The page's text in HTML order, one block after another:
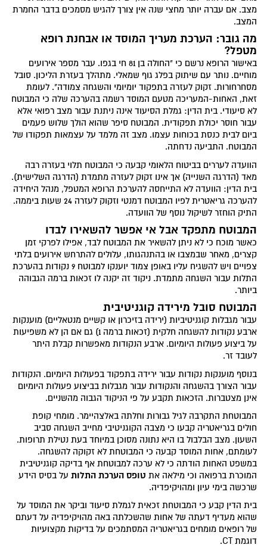
מצב. אם עברה יותר מחצי שנה אין צורך להגיש מסמכים בדבר החמרת
המצב.
מה גובר: הערכת מעריך המוסד או אבחנת רופא
מטפל?
באישור הרופא נרשם כי "החולה בן 81 חי בגפו. עבר מספר אירועים
מוחיים. נותר עם שיתוק בפלג גוף שמאלי. מתהלך בעזרת הליכון. סובל
מסחרחורות. זקוק לעזרה בתפקוד יומיומי והשגחה צמודה". לעומת
זאת, האחות-המעריכה מטעם המוסד רשמה בהערכה שלה כי המבוטח
לא סיעודי. בית הדין: גמלת הסיעוד אינה ניתנת עבור מצב רפואי אלא
עבור חוסר יכולת תפקודית. המבוטח סיפר שהוא הולך שלוש פעמים
ביום לבית כנסת בכוחות עצמו. מצב זה מלמד על עצמאות תפקודו של
המבוטח. התביעה נדחתה.
הוועדה לעררים בביטוח הלאומי קבעה כי המבוטח תלוי בעזרה רבה
מאד (הדרגה השנייה) אך אינו זקוק לעזרה מתמדת (הדרגה השלישית).
בית הדין: הוועדה לא התייחסה להערכת הרופא המטפל, מנהל היחידה
להערכה גריאטרית לפיו המבוטח דמנטי וזקוק לעזרה 24 שעות ביממה.
התיק הוחזר לשיקול נוסף של הוועדה.
המבוטח מתפקד אבל אי אפשר להשאירו לבדו
כאשר מוכח כי לא ניתן להשאיר את המבוטח לבד, אפילו לפרקי זמן
קצרים, מאחר שבמצבו או בהתנהגותו, עלולים להתרחש אירועים בלתי
צפויים ויש להשגיח עליו באופן צמוד יוענקו למבוטח 9 נקודות בהערכת
התלות עבור השגחה מתמדת. ניקוד זה יקנה לו זכאות ברמה הגבוהה
ביותר.
המבוטח סובל מירידה קוגניטיבית
עבור מגבלות קוגניטיביות (ירידה בזיכרון או קשיים מנטאליים) מוענקות
ארבע נקודות להשגחה חלקית (זכאות ברמה 1) גם אם הן לא משפיעות
על ביצוע פעולות היומיום. ארבע הנקודות מאפשרות קבלת היתר
לעובד זר.
בנוסף מוענקות נקודות עבור ירידה בתפקוד בפעולות היומיום. הנקודות
עבור הצורך בהשגחה והנקודות עבור מגבלות בביצוע פעולות היומיום
אינן מצטברות. הזכאות תקבע על פי הניקוד הגבוה מהשניים.
המבוטחת התקרבה לגיל גבורות וחלתה באלצהיימר. מומחי קופת
חולים בגריאטריה קבעו כי מצבה הקוגניטיבי מחייב השגחה סביב
השעון. מצב הבלבול בו היא נתונה מסוכן במיוחד בעת נטילת תרופות.
לעומתם, אחות המוסד קבעה כי המבוטחת לא זקוקה להשגחה.
במשפט האחות הודתה כי לא ערכה למבוטחת אף בדיקה קוגניטיבית
המוכרת ברפואה וכי מילאה את טופס הערכת התלות על בסיס הידע
שרכשה בימי עיון ומהויקיפדיה.
בית הדין קבע כי המבוטחת זכאית לגמלת סיעוד וביקר את המוסד על
שהוא מעדיף דעתה של אחות שהשכלתה באה מהויקיפדיה על דעתם
של רופאים מומחים בגריאטריה המסתמכים על בדיקות מקצועיות
דוגמת CT.